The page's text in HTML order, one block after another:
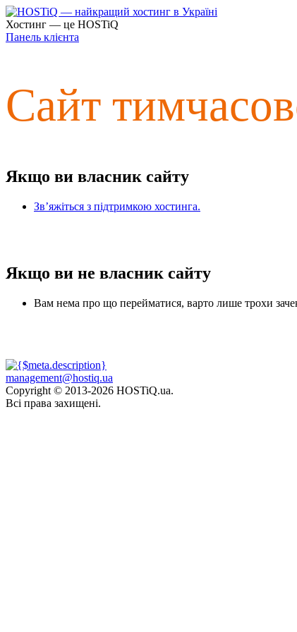
Хостинг — це HOSTiQ
Панель клієнта
Сайт
Якщо ви власник сайту
Зв’яжіться з підтримкою хостинга.
Якщо ви не власник сайту
Вам нема про що перейматися, варто лише трохи
management@hostiq.ua
Copyright © 2013-2026 HOSTiQ.ua.
Всі права захищені.